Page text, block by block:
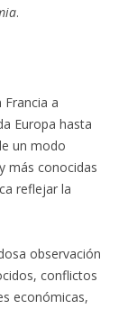
.
a
Europa hasta
un modo
más conocidas
reflejar la
observación
conflictos
económicas,